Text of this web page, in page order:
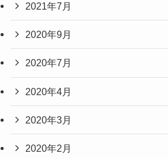
2021年7月
2020年9月
2020年7月
2020年4月
2020年3月
2020年2月